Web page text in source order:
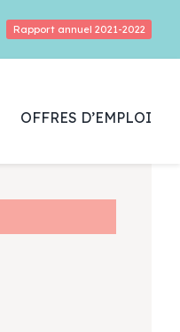
Rapport annuel 2021-2022
OFFRES D’EMPLOI